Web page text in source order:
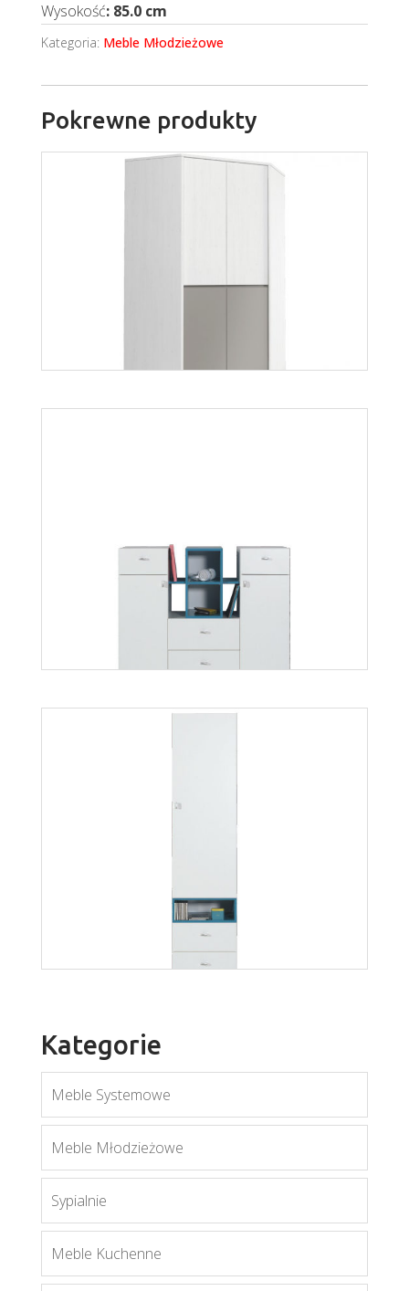
Wysokość: 85.0 cm
Kategoria: Meble Młodzieżowe
Pokrewne produkty
Mati N2D
Więcej
Więcej
Mobi MO3
Kategorie
Meble Systemowe
Meble Młodzieżowe
Sypialnie
Meble Kuchenne